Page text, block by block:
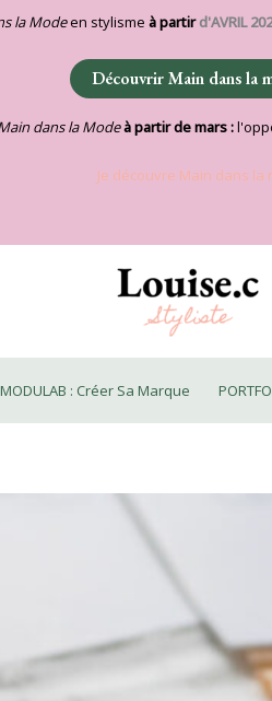
la Modeen stylisme à partird'AVRIL
Découvrir Main dans la
dans la Modeà partir de mars :
Je découvre Main dans la
MODULAB : Créer Sa Marque